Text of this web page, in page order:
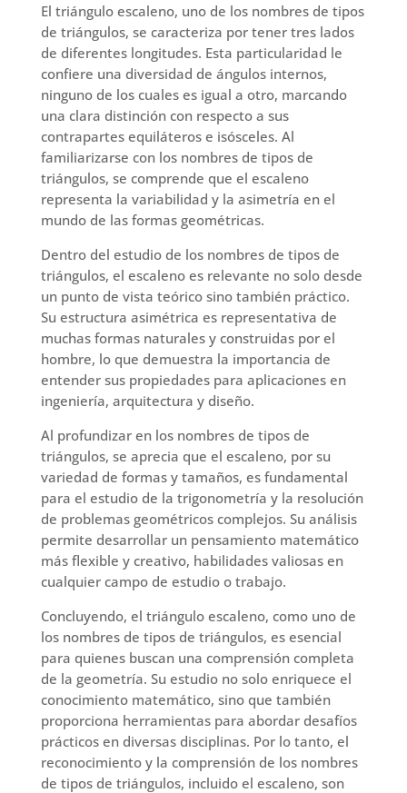
El triángulo escaleno, uno de los nombres de tipos
de triángulos, se caracteriza por tener tres lados
de diferentes longitudes. Esta particularidad le
confiere una diversidad de ángulos internos,
ninguno de los cuales es igual a otro, marcando
una clara distinción con respecto a sus
contrapartes equiláteros e isósceles. Al
familiarizarse con los nombres de tipos de
triángulos, se comprende que el escaleno
representa la variabilidad y la asimetría en el
mundo de las formas geométricas.
Dentro del estudio de los nombres de tipos de
triángulos, el escaleno es relevante no solo desde
un punto de vista teórico sino también práctico.
Su estructura asimétrica es representativa de
muchas formas naturales y construidas por el
hombre, lo que demuestra la importancia de
entender sus propiedades para aplicaciones en
ingeniería, arquitectura y diseño.
Al profundizar en los nombres de tipos de
triángulos, se aprecia que el escaleno, por su
variedad de formas y tamaños, es fundamental
para el estudio de la trigonometría y la resolución
de problemas geométricos complejos. Su análisis
permite desarrollar un pensamiento matemático
más flexible y creativo, habilidades valiosas en
cualquier campo de estudio o trabajo.
Concluyendo, el triángulo escaleno, como uno de
los nombres de tipos de triángulos, es esencial
para quienes buscan una comprensión completa
de la geometría. Su estudio no solo enriquece el
conocimiento matemático, sino que también
proporciona herramientas para abordar desafíos
prácticos en diversas disciplinas. Por lo tanto, el
reconocimiento y la comprensión de los nombres
de tipos de triángulos, incluido el escaleno, son